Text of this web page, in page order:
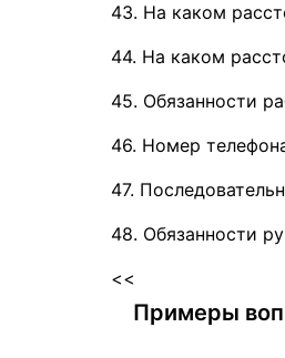
43. На каком
44. На каком
45. Обязанности
46. Номер
47.
48. Обязанности
<<
Примеры